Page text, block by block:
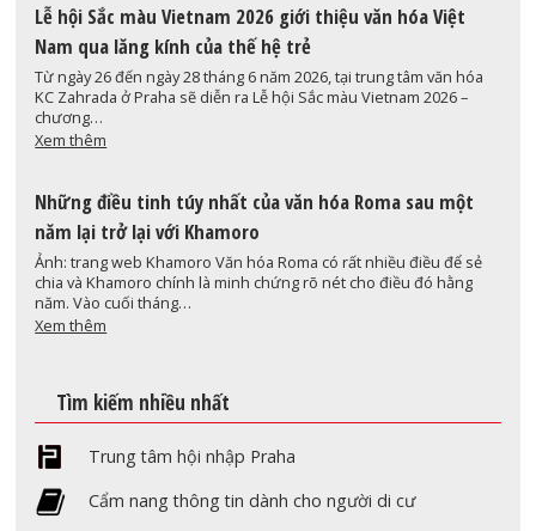
Lễ hội Sắc màu Vietnam 2026 giới thiệu văn hóa Việt
Nam qua lăng kính của thế hệ trẻ
Từ ngày 26 đến ngày 28 tháng 6 năm 2026, tại trung tâm văn hóa
KC Zahrada ở Praha sẽ diễn ra Lễ hội Sắc màu Vietnam 2026 –
chương…
Xem thêm
Những điều tinh túy nhất của văn hóa Roma sau một
năm lại trở lại với Khamoro
Ảnh: trang web Khamoro Văn hóa Roma có rất nhiều điều để sẻ
chia và Khamoro chính là minh chứng rõ nét cho điều đó hằng
năm. Vào cuối tháng…
Xem thêm
Tìm kiếm nhiều nhất
Trung tâm hội nhập Praha
Cẩm nang thông tin dành cho người di cư